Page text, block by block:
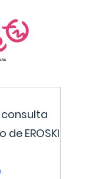
EROSKI